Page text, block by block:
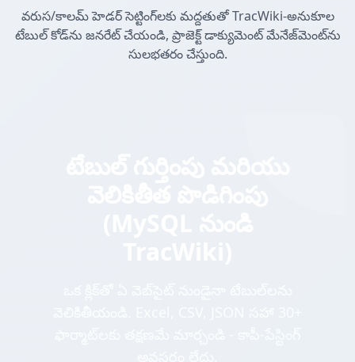
వరుస/కాలమ్ హెడర్ సెట్టింగ్‌లకు మద్దతుతో TracWiki-అనుకూల
టేబుల్ కోడ్‌ను జనరేట్ చేయండి, ప్రాజెక్ట్ డాక్యుమెంట్ మేనేజ్‌మెంట్‌ను
సులభతరం చేస్తుంది.